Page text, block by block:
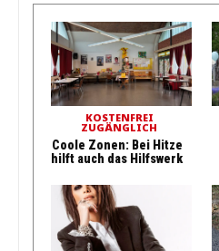
KOSTENFREI
ZUGÄNGLICH
Coole Zonen: Bei Hitze
hilft auch das Hilfswerk